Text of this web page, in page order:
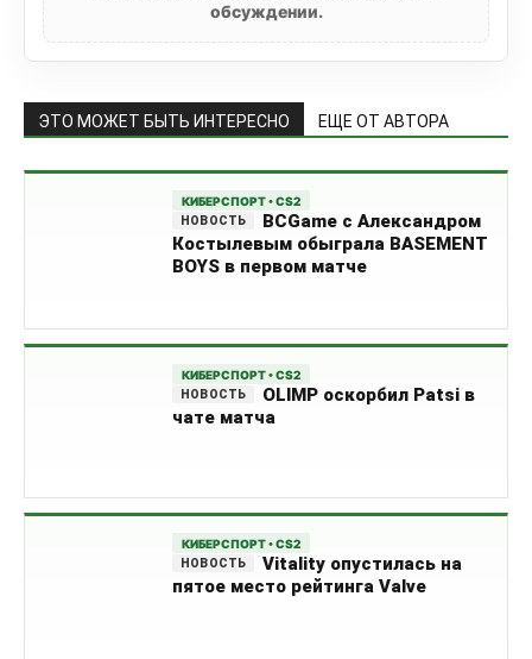
обсуждении.
ЭТО МОЖЕТ БЫТЬ ИНТЕРЕСНО ЕЩЕ ОТ АВТОРА
КИБЕРСПОРТ • CS2
BCGame с Александром
Костылевым обыграла BASEMENT
BOYS в первом матче
КИБЕРСПОРТ • CS2
OLIMP оскорбил Patsi в
чате матча
КИБЕРСПОРТ • CS2
Vitality опустилась на
пятое место рейтинга Valve